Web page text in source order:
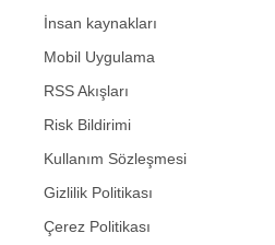
İnsan kaynakları
Mobil Uygulama
RSS Akışları
Risk Bildirimi
Kullanım Sözleşmesi
Gizlilik Politikası
Çerez Politikası